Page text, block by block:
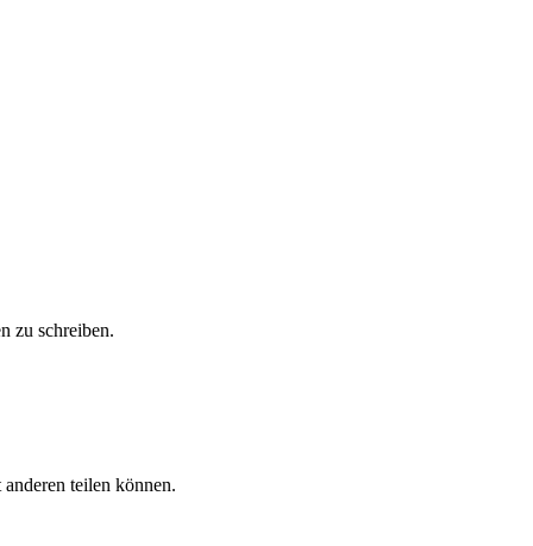
zu schreiben.
teilen können.